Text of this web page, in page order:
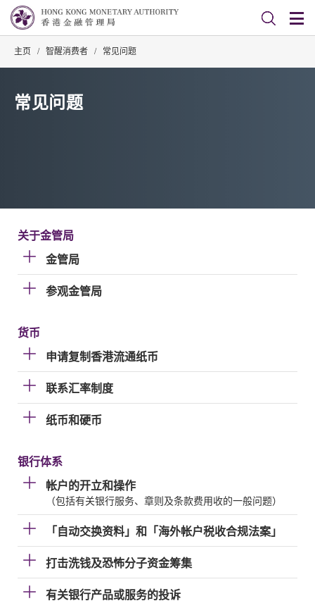
主页 / 智醒消费者 / 常见问题
常见问题
关于金管局
金管局
参观金管局
货币
申请复制香港流通纸币
联系汇率制度
纸币和硬币
银行体系
帐户的开立和操作
（包括有关银行服务、章则及条款费用收的一般问题）
「自动交换资料」和「海外帐户税收合规法案」
打击洗钱及恐怖分子资金筹集
有关银行产品或服务的投诉